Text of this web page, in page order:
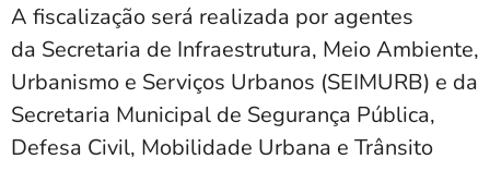
A fiscalização será realizada por agentes
da Secretaria de Infraestrutura, Meio Ambiente,
Urbanismo e Serviços Urbanos (SEIMURB) e da
Secretaria Municipal de Segurança Pública,
Defesa Civil, Mobilidade Urbana e Trânsito